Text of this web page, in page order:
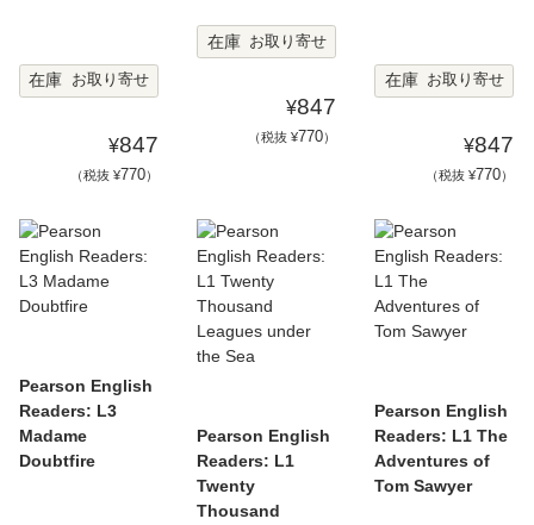
在庫 お取り寄せ
¥847
（税抜 ¥770）
在庫 お取り寄せ
¥847
（税抜 ¥770）
在庫 お取り寄せ
¥847
（税抜 ¥770）
Pearson English
Readers: L3
Madame
Doubtfire
Pearson English
Readers: L1
Twenty
Thousand
Pearson English
Readers: L1 The
Adventures of
Tom Sawyer